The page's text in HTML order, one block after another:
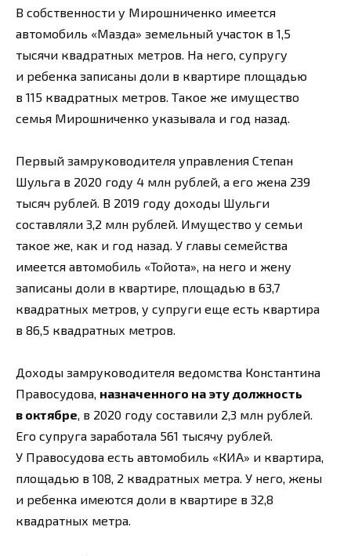
В собственности у Мирошниченко имеется
автомобиль «Мазда» земельный участок в 1,5
тысячи квадратных метров. На него, супругу
и ребенка записаны доли в квартире площадью
в 115 квадратных метров. Такое же имущество
семья Мирошниченко указывала и год назад.
Первый замруководителя управления Степан
Шульга в 2020 году 4 млн рублей, а его жена 239
тысяч рублей. В 2019 году доходы Шульги
составляли 3,2 млн рублей. Имущество у семьи
такое же, как и год назад. У главы семейства
имеется автомобиль «Тойота», на него и жену
записаны доли в квартире, площадью в 63,7
квадратных метров, у супруги еще есть квартира
в 86,5 квадратных метров.
Доходы замруководителя ведомства Константина
Правосудова, назначенного на эту должность
в октябре, в 2020 году составили 2,3 млн рублей.
Его супруга заработала 561 тысячу рублей.
У Правосудова есть автомобиль «КИА» и квартира,
площадью в 108, 2 квадратных метра. У него, жены
и ребенка имеются доли в квартире в 32,8
квадратных метра.